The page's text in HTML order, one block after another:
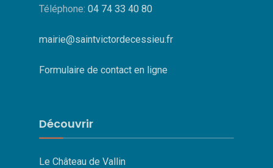
Téléphone: 04 74 33 40 80
mairie@saintvictordecessieu.fr
Formulaire de contact en ligne
Découvrir
Le Château de Vallin